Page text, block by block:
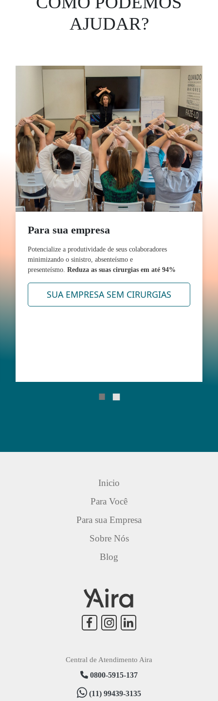
AJUDAR?
Para sua empresa
Potencialize a produtividade de seus colaboradores
minimizando o sinistro, absenteísmo e
presenteísmo. Reduza as suas cirurgias em até 94%
SUA EMPRESA SEM CIRURGIAS
Inicio
Para Você
Para sua Empresa
Sobre Nós
Blog
Central de Atendimento Aira
0800-5915-137
(11) 99439-3135